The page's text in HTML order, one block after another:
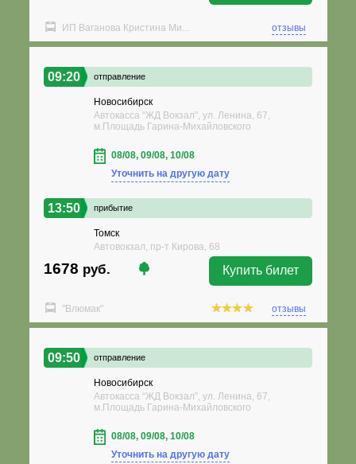
ИП Ваганова Кристина Ми... отзывы
09:20 отправление
Новосибирск
Автокасса “ЖД Вокзал”, ул. Ленина, 67,
м.Площадь Гарина-Михайловского
08/08, 09/08, 10/08
Уточнить на другую дату
13:50 прибытие
Томск
Автовокзал, пр-т Кирова, 68
1678 руб. Купить билет
"Влюмак" отзывы
09:50 отправление
Новосибирск
Автокасса “ЖД Вокзал”, ул. Ленина, 67,
м.Площадь Гарина-Михайловского
08/08, 09/08, 10/08
Уточнить на другую дату